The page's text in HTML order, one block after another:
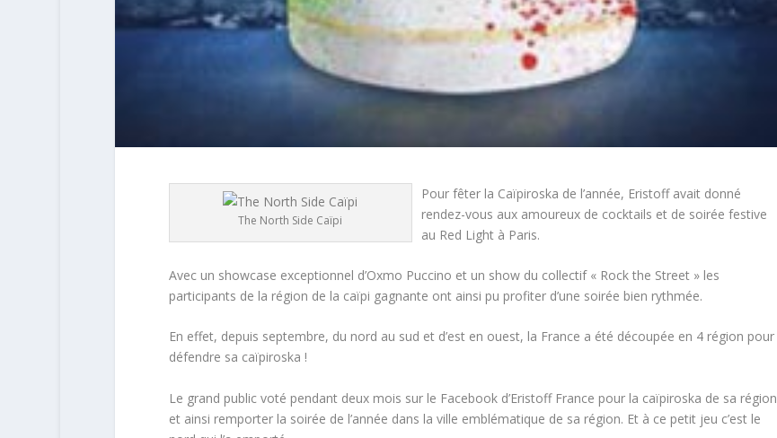
The North Side Caïpi
Pour fêter la Caïpiroska de l’année, Eristoff avait donné
rendez-vous aux amoureux de cocktails et de soirée festive
au Red Light à Paris.
Avec un showcase exceptionnel d’Oxmo Puccino et un show du collectif « Rock the Street » les
participants de la région de la caïpi gagnante ont ainsi pu profiter d’une soirée bien rythmée.
En effet, depuis septembre, du nord au sud et d’est en ouest, la France a été découpée en 4 région pour
défendre sa caïpiroska !
Le grand public voté pendant deux mois sur le Facebook d’Eristoff France pour la caïpiroska de sa région
et ainsi remporter la soirée de l’année dans la ville emblématique de sa région. Et à ce petit jeu c’est le